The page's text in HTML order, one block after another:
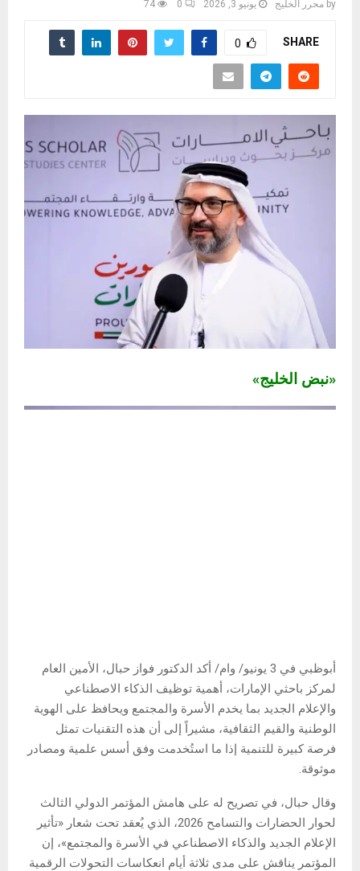
by محرر الخليج يونيو 3, 2026 0
74
SHARE
0
«نبض الخليج»
أبوظبي في 3 يونيو/ وام/ أكد الدكتور فواز حبال، الأمين العام
لمركز باحثي الإمارات، أهمية توظيف الذكاء الاصطناعي
والإعلام الجديد بما يخدم الأسرة والمجتمع ويحافظ على الهوية
الوطنية والقيم الثقافية، مشيراً إلى أن هذه التقنيات تمثل
فرصة كبيرة للتنمية إذا ما استُخدمت وفق أسس علمية ومصادر
موثوقة.
وقال حبال، في تصريح له على هامش المؤتمر الدولي الثالث
لحوار الحضارات والتسامح 2026، الذي يُعقد تحت شعار «تأثير
الإعلام الجديد والذكاء الاصطناعي في الأسرة والمجتمع»، إن
المؤتمر يناقش على مدى ثلاثة أيام انعكاسات التحولات الرقمية